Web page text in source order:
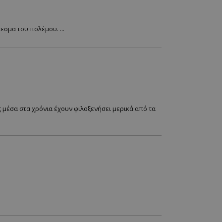
του πολέμου. ...
στα χρόνια έχουν φιλοξενήσει μερικά από τα
που
είναι η
για έναν
τους
σχετικά
τους τιμώνται
δηλαδή να
στον χρήστη